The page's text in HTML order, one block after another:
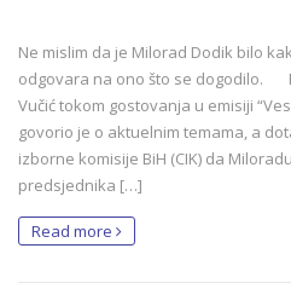
Ne mislim da je Milorad Dodik bilo
odgovara na ono što se dogodilo.
Vučić tokom gostovanja u emisiji
govorio je o aktuelnim temama, a
izborne komisije BiH (CIK) da
predsjednika […]
Read more